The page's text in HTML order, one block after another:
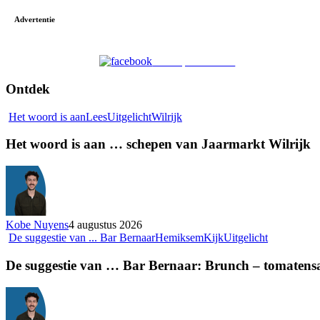
Advertentie
Ontdek
Het woord is aanLeesUitgelichtWilrijk
Het woord is aan … schepen van Jaarmarkt Wilrijk
Kobe Nuyens4 augustus 2026
De suggestie van ... Bar BernaarHemiksemKijkUitgelicht
De suggestie van … Bar Bernaar: Brunch –